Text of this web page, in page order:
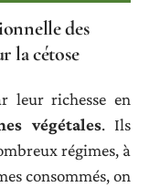
des
la cétose
leur richesse en
végétales. Ils
régimes, à
consommés, on